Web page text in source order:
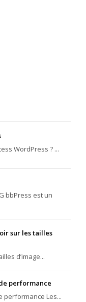
WordPress ? ...
bbPress est un
sur les tailles
d’image...
performance
performance Les...